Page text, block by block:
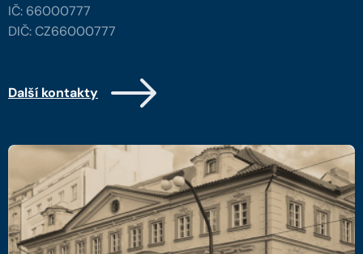
IČ: 66000777
DIČ: CZ66000777
Další kontakty